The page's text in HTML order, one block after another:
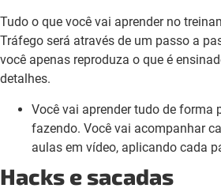
Tudo o que você vai aprender no
Tráfego será através de um passo a
você apenas reproduza o que é
detalhes.
Você vai aprender tudo de forma
fazendo. Você vai acompanhar
aulas em vídeo, aplicando cada
Hacks e sacadas